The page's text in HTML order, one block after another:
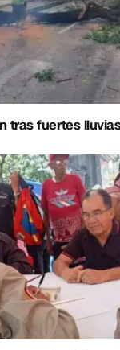
tras fuertes